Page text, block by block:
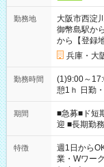
勤務地
大阪市西淀
御幣島駅か
から【登録
兵庫・大
勤務時間
(1)9:00～
憩1ｈ 日勤
わせて働けるお仕事です
時/9-17時/
時/22-翌6時/
フト！
期間
■急募■ド短
迎 ■長期勤
特徴 週1日から
業・Wワー